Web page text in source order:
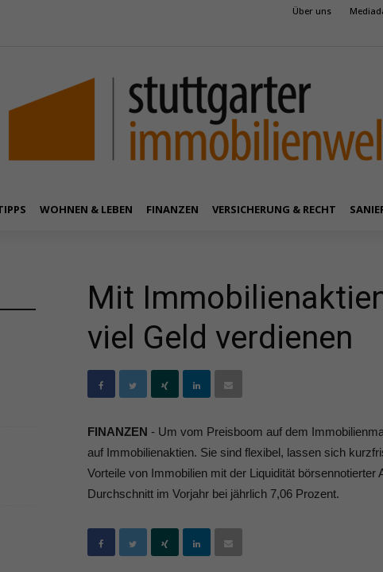
Über uns
WOHNEN & LEBEN FINANZEN VERSICHERUNG & RECHT
Mit
viel Geld verdienen
FINANZEN - Um vom Preisboom auf dem
auf Immobilienaktien. Sie sind flexibel, lassen sich
Vorteile von Immobilien mit der Liquidität
Durchschnitt im Vorjahr bei jährlich 7,06 Prozent.